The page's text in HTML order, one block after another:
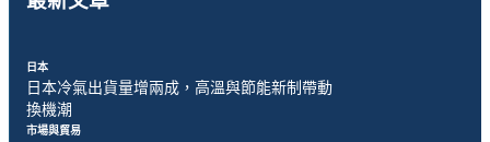
日本
日本冷氣出貨量增兩成，高溫與節能新制帶動
換機潮
市場與貿易